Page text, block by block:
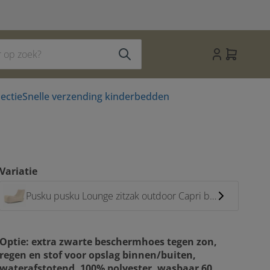
Snelle verzending kinderbedden
Variatie
Pusku pusku Lounge zitzak outdoor Capri beige
Optie: extra zwarte beschermhoes tegen zon,
regen en stof voor opslag binnen/buiten,